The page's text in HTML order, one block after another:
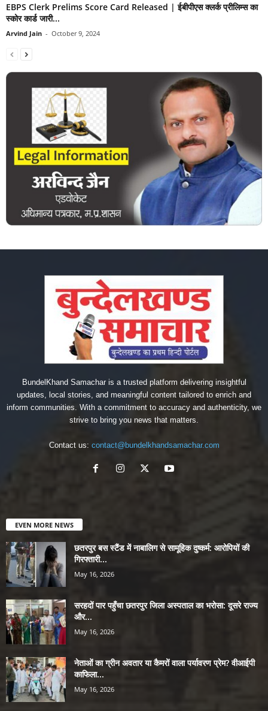
EBPS Clerk Prelims Score Card Released | ईबीपीएस क्लर्क प्रीलिम्स का
स्कोर कार्ड जारी...
Arvind Jain - October 9, 2024
BundelKhand Samachar is a trusted platform delivering insightful
updates, local stories, and meaningful content tailored to enrich and
inform communities. With a commitment to accuracy and authenticity, we
strive to bring you news that matters.
Contact us: contact@bundelkhandsamachar.com
EVEN MORE NEWS
छतरपुर बस स्टैंड में नाबालिग से सामूहिक दुष्कर्म: आरोपियों की
गिरफ्तारी...
May 16, 2026
सरहदों पार पहुँचा छतरपुर जिला अस्पताल का भरोसा: दूसरे राज्य
और...
May 16, 2026
नेताओं का ग्रीन अवतार या कैमरों वाला पर्यावरण प्रेम? वीआईपी
काफिला...
May 16, 2026